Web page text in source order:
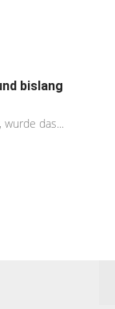
bislang
wurde das...